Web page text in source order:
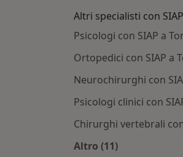
Altri specialisti con SIAP
Psicologi con SIAP a
Ortopedici con SIAP a
Neurochirurghi con
Psicologi clinici con
Chirurghi vertebrali
Altro (11)